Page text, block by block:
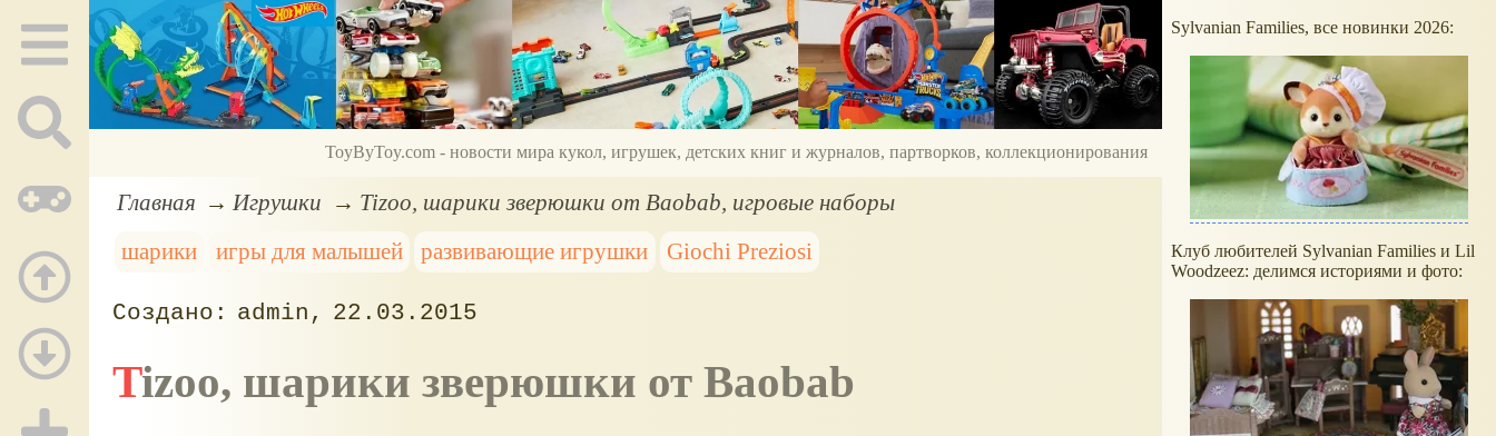
ToyByToy.com - новости мира кукол, игрушек, детских книг и журналов, партворков, коллекционирования
Главная Игрушки
Tizoo, шарики зверюшки от Baobab, игровые наборы
шарики
игры для малышей развивающие игрушки Giochi Preziosi
admin 22.03.2015
Tizoo, шарики зверюшки от Baobab
Sylvanian Families, все новинки 2026:
Клуб любителей Sylvanian Families и Lil
Woodzeez: делимся историями и фото: